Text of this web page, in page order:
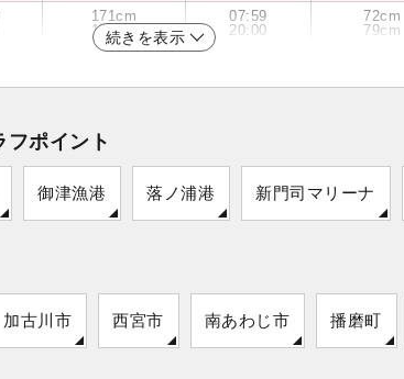
171cm
158cm
07:59
20:00
72cm
79cm
続きを表示
ポイント
御津漁港 落ノ浦港 新門司マリーナ
加古川市 西宮市 南あわじ市 播磨町